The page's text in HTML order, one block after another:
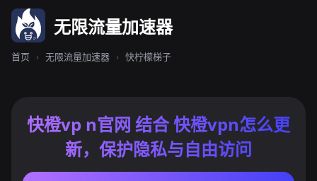
无限流量加速器
首页 › 无限流量加速器 › 快柠檬梯子
快橙vp n官网 结合 快橙vpn怎么更
新，保护隐私与自由访问